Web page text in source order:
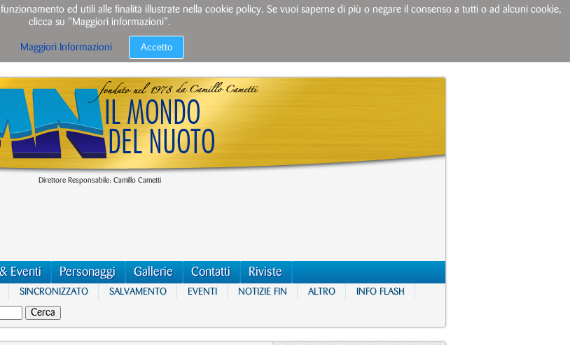
Direttore Responsabile: Camillo Cametti
Eventi Personaggi Gallerie Contatti Riviste
SINCRONIZZATO SALVAMENTO EVENTI NOTIZIE FIN ALTRO INFO FLASH
ed utili alle finalità illustrate nella cookie policy. Se vuoi saperne di più o negare il consenso a tutti o ad alcuni cookie,
clicca su "Maggiori informazioni”.
Maggiori Informazioni Accetto